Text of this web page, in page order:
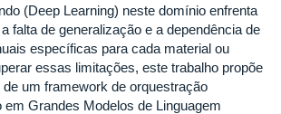
(Deep Learning) neste domínio enfrenta
falta de generalização e a dependência de
específicas para cada material ou
essas limitações, este trabalho propõe
um framework de orquestração
em Grandes Modelos de Linguagem